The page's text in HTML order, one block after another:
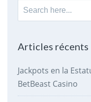
Search
for:
Articles récents
Jackpots en la
BetBeast Casino